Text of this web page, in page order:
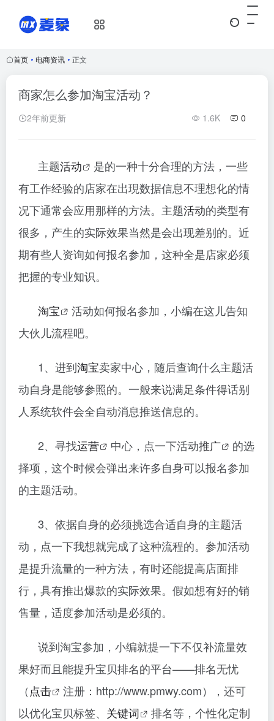
首页 • 电商资讯 • 正文
商家怎么参加淘宝活动？
2年前更新 1.6K 0
主题活动
是的一种十分合理的方法，一些
有工作经验的店家在出現数据信息不理想化的情
况下通常会应用那样的方法。主题活动的类型有
很多，产生的实际效果当然是会出现差别的。近
期有些人资询如何报名参加，这种全是店家必须
把握的专业知识。
淘宝
活动如何报名参加，小编在这儿告知
大伙儿流程吧。
1、进到淘宝卖家中心，随后查询什么主题活
动自身是能够参照的。一般来说满足条件得话别
人系统软件会全自动消息推送信息的。
2、寻找运营 中心，点一下活动推广
的选
择项，这个时候会弹出来许多自身可以报名参加
的主题活动。
3、依据自身的必须挑选合适自身的主题活
动，点一下我想就完成了这种流程的。参加活动
是提升流量的一种方法，有时还能提高店面排
行，具有推出爆款的实际效果。假如想有好的销
售量，适度参加活动是必须的。
说到淘宝参加，小编就提一下不仅补流量效
果好而且能提升宝贝排名的平台——排名无忧
（点击
注册：http://www.pmwy.com），还可
以优化宝贝标签、 关键词
排名等，个性化定制